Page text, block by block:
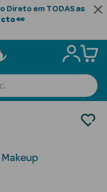
Direto em TODAS as
👀